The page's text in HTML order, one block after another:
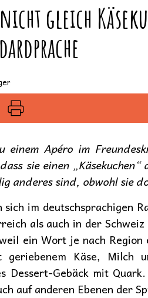
gleich
Apéro im
sie einen
anderes sind, obwohl sie
im deutschsprachigen
als auch in der
ein Wort je nach
geriebenem Käse, Milch
Dessert-Gebäck mit
auf anderen Ebenen der